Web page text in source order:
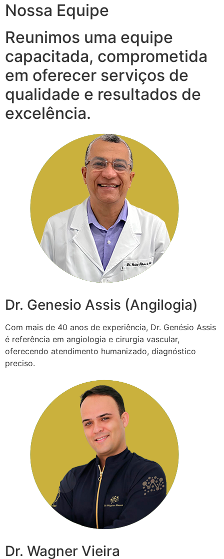
Nossa Equipe
Reunimos uma equipe
capacitada, comprometida
em oferecer serviços de
qualidade e resultados de
excelência.
Dr. Genesio Assis (Angilogia)
Com mais de 40 anos de experiência, Dr. Genésio Assis
é referência em angiologia e cirurgia vascular,
oferecendo atendimento humanizado, diagnóstico
preciso.
Dr. Wagner Vieira